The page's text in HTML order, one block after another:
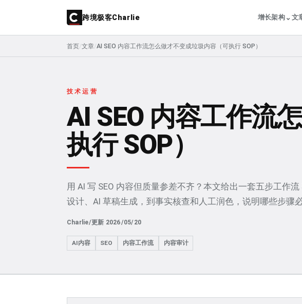
跨境极客Charlie 增长架构 ⌄ 文
首页/文章/AI SEO 内容工作流怎么做才不变成垃圾内容（可执行 SOP）
技术运营
AI SEO 内容工作流
执行 SOP）
用 AI 写 SEO 内容但质量参差不齐？本文给出一套五步工作
设计、AI 草稿生成，到事实核查和人工润色，说明哪些步骤
Charlie/更新 2026/05/20
AI内容 SEO 内容工作流 内容审计